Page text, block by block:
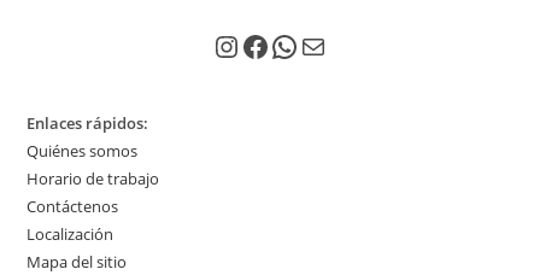
Instagram
Facebook
WhatsApp
Correo electrónico
Enlaces rápidos:
Quiénes somos
Horario de trabajo
Contáctenos
Localización
Mapa del sitio